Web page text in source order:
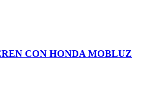
CON HONDA MOBLUZ